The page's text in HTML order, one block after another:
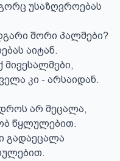
უსაზღვროებას
შორი პალმები?
აიტან.
მივესალმები,
კი - არსაიდან.
არ მეცალა,
წყლულებით.
გადაეცალა